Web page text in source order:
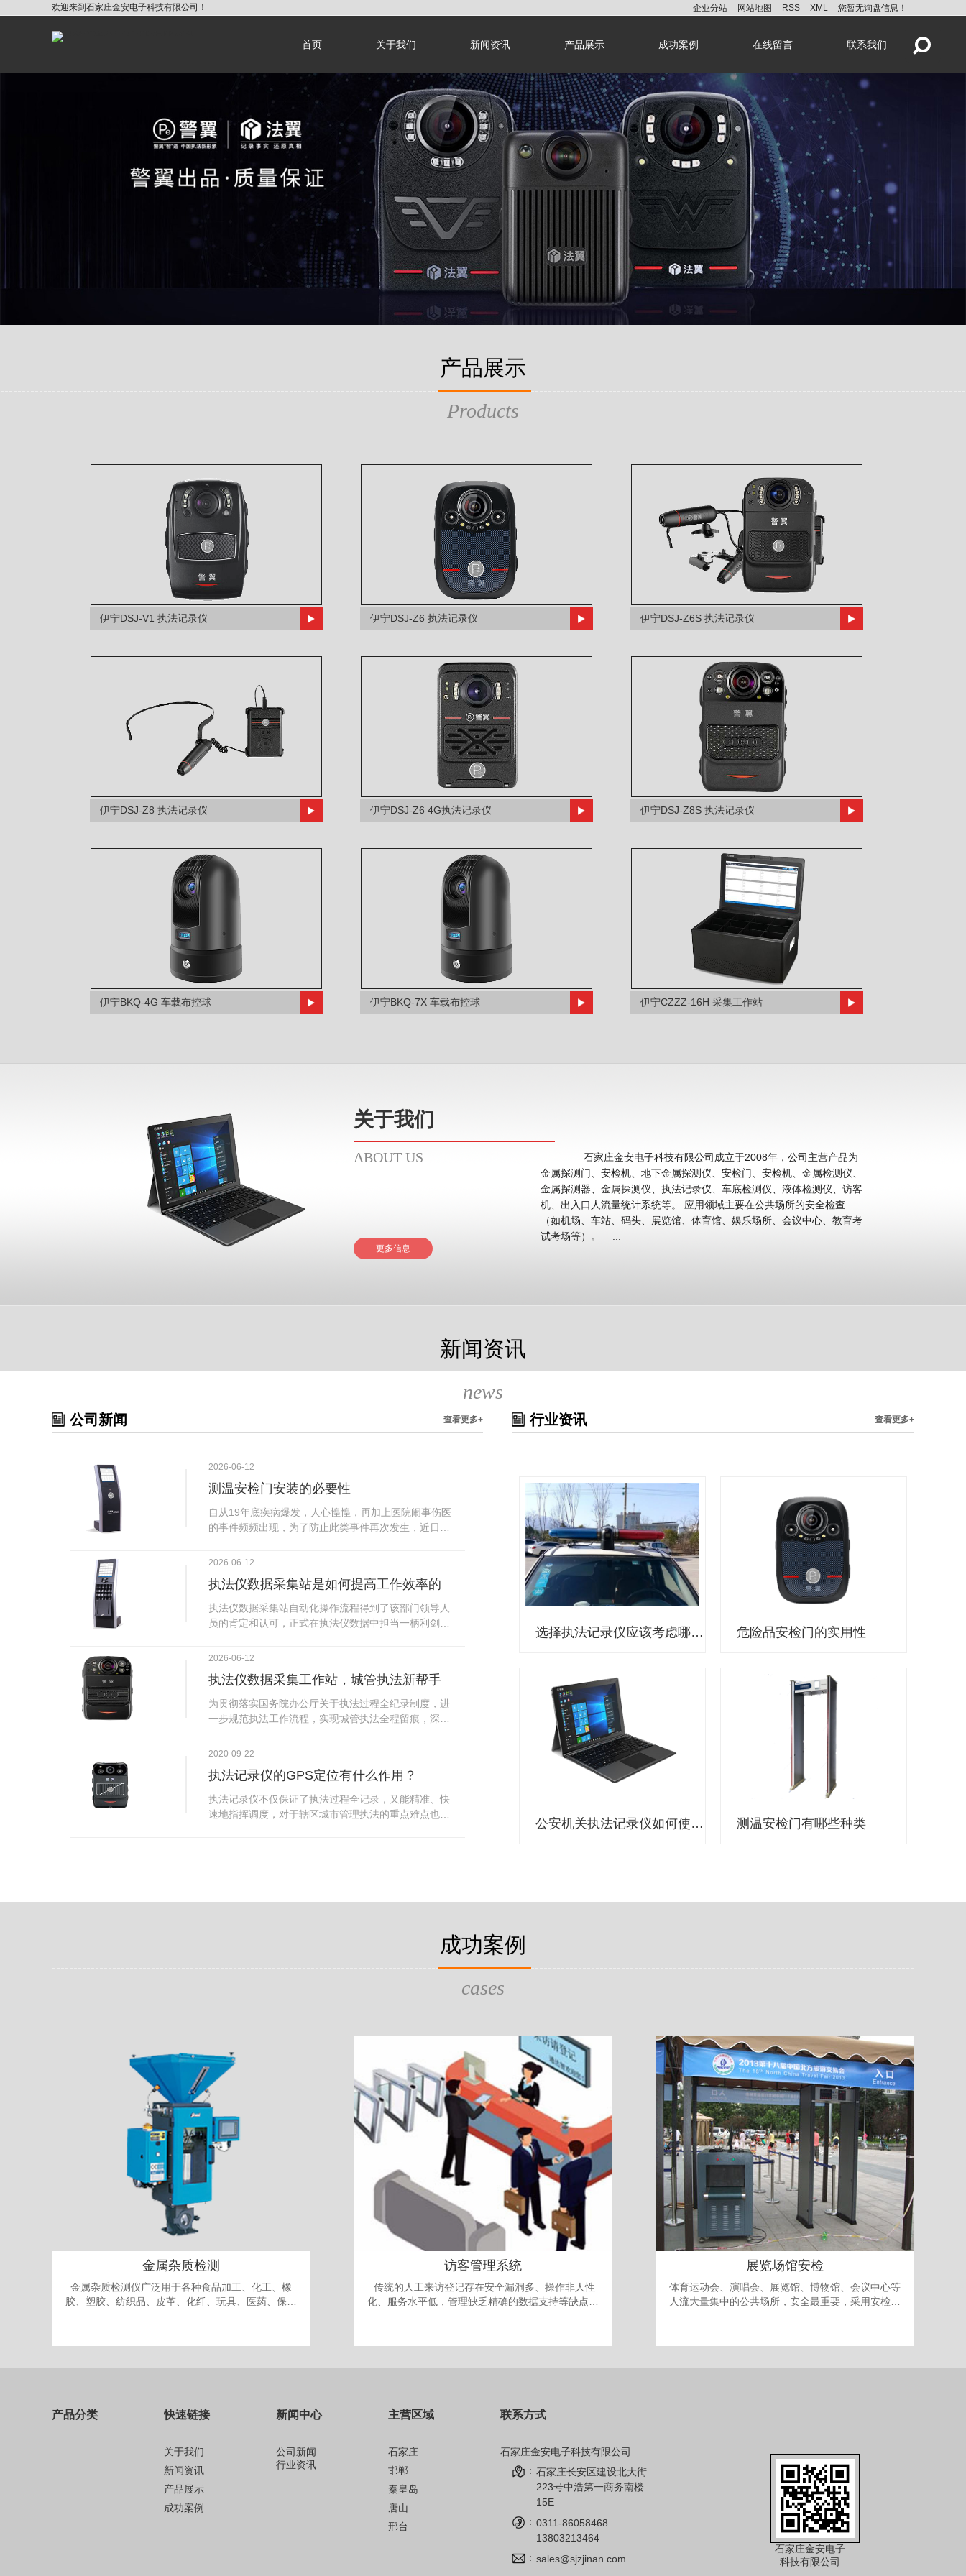
欢迎来到石家庄金安电子科技有限公司！ 企业分站 网站地图 RSS XML 您暂无询盘信息！
首页 关于我们 新闻资讯 产品展示 成功案例 在线留言 联系我们
产品展示
Products
伊宁DSJ-V1 执法记录仪 伊宁DSJ-Z6 执法记录仪 伊宁DSJ-Z6S 执法记录仪
伊宁DSJ-Z8 执法记录仪 伊宁DSJ-Z6 4G执法记录仪 伊宁DSJ-Z8S 执法记录仪
伊宁BKQ-4G 车载布控球 伊宁BKQ-7X 车载布控球 伊宁CZZZ-16H 采集工作站
关于我们
ABOUT US
更多信息
石家庄金安电子科技有限公司成立于2008年，公司主营产品为
金属探测门、安检机、地下金属探测仪、安检门、安检机、金属检测仪、
金属探测器、金属探测仪、执法记录仪、车底检测仪、液体检测仪、访客
机、出入口人流量统计系统等。 应用领域主要在公共场所的安全检查
（如机场、车站、码头、展览馆、体育馆、娱乐场所、会议中心、教育考
新闻资讯
news
公司新闻 查看更多+
2026-06-12
测温安检门安装的必要性
自从19年底疾病爆发，人心惶惶，再加上医院闹事伤医
的事件频频出现，为了防止此类事件再次发生，近日，
尽快的安装安检门等设备，开展安全工作。此消息一经
个，其一，安装安检门是否会激化矛盾。其二，安装安
检门可以防范于未然。1月6号当天，南宁市第二医院刚
试行安检的首日，检查出10多把各类刀具和一把管制类
可以，能够保障急诊的快速通道顺畅就可以。
2026-06-12
执法仪数据采集站是如何提高工作效率的
执法仪数据采集站自动化操作流程得到了该部门领导人
员的肯定和认可，正式在执法仪数据中担当一柄利剑。
步，首先执法仪数据采集站支持多台执法仪同时上传数
取目标对象，并同步到采集站中，此外设备具有断点续
传的功能，如果碰到网络故障，可以从已经上传或下载
的部分开始继续上传下载未完成的部分，而没有必要从
据和自动充电，方便执法人员下次直接使用，提高执法
仪数据效率。执法仪数据采集站还具有强大的数据存储
据，将统计结果以图表或者报表的形式呈现；设备设置
有用户操作权限管理，自动将用户警员编号与执法仪编
2026-06-12
执法仪数据采集工作站，城管执法新帮手
为贯彻落实国务院办公厅关于执法过程全纪录制度，进
一步规范执法工作流程，实现城管执法全程留痕，深入
手。执法记录仪是我们队员在路面执法的必备品，它忠
盾的发生。现在有了执法仪数据采集工作站，执法队员
的担忧便得到有效的解决。每个采集工作站可支持多台
执法记录仪设备同时上传数据，队员当天使用当天上
充电、校校时，做执法记录仪的贴心小"保姆"。随着群
场资料，直戳了当的展示给行政相对人看，有效的减少
2020-09-22
执法记录仪的GPS定位有什么作用？
执法记录仪不仅保证了执法过程全记录，又能精准、快
速地指挥调度，对于辖区城市管理执法的重点难点也能
在平台的电子地图上显示出设备的具体位置，实时查看
能，在实战中发挥着重要的作用，能广泛应用于交警公
安执法、卫生监督、城管执法、海关执法、路政、质量
行业资讯 查看更多+
选择执法记录仪应该考虑哪些因素？ 危险品安检门的实用性
公安机关执法记录仪如何使用？ 测温安检门有哪些种类
成功案例
cases
金属杂质检测
金属杂质检测仪广泛用于各种食品加工、化工、橡
胶、塑胶、纺织品、皮革、化纤、玩具、医药、保健
访客管理系统
传统的人工来访登记存在安全漏洞多、操作非人性
化、服务水平低，管理缺乏精确的数据支持等缺点。
要求，进入单位进行作案。发案后追查却有可能发现
访客机管理系统，技术先进、操作简单、性能可靠，
构、公安、院校安全保卫管理的得力助手。
展览场馆安检
体育运动会、演唱会、展览馆、博物馆、会议中心等
人流大量集中的公共场所，安全最重要，采用安检门
时还需要考虑最多人流量的问题，以免人员过多发生
产品分类 快速链接
关于我们
新闻资讯
产品展示
成功案例
新闻中心
公司新闻
行业资讯
主营区域
石家庄
邯郸
秦皇岛
唐山
邢台
联系方式
石家庄金安电子科技有限公司
: 石家庄长安区建设北大街
223号中浩第一商务南楼
15E
: 0311-86058468
13803213464
: sales@sjzjinan.com
石家庄金安电子
科技有限公司